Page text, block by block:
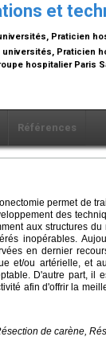
et
Praticien
Praticien
hospitalier Paris
Références
permet de
des
aux structures
inopérables.
en dernier
et/ou artérielle, et
D'autre part, il
afin d'offrir la
de carène,